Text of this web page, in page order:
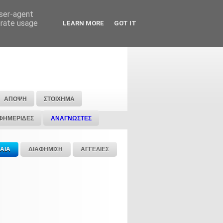
ΑΠΟΨΗ ΣΤΟΙΧΗΜΑ
ΑΝΑΓΝΩΣΤΕΣ
ΔΙΑΦΗΜΙΣΗ ΑΓΓΕΛΙΕΣ
agent
usage
LEARN MORE GOT IT